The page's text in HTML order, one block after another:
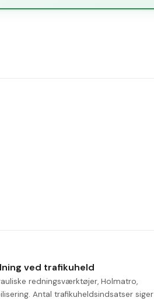
ved trafikuheld
redningsværktøjer, Holmatro,
Antal trafikuheldsindsatser siger